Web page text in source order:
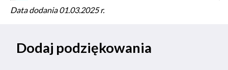
Data dodania 01.03.2025 r.
Dodaj podziękowania